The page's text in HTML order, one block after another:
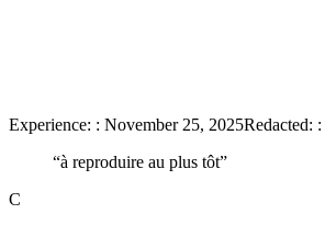
Experience: : November 25, 2025Redacted: :
“à reproduire au plus tôt”
C